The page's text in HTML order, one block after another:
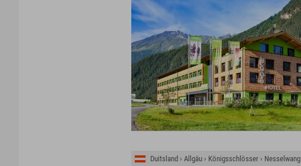
Duitsland › Allgäu › Königsschlösser › Nesselwang